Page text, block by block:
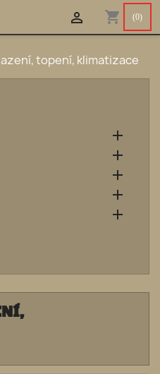
shopping_cart (0)

topení, klimatizace




